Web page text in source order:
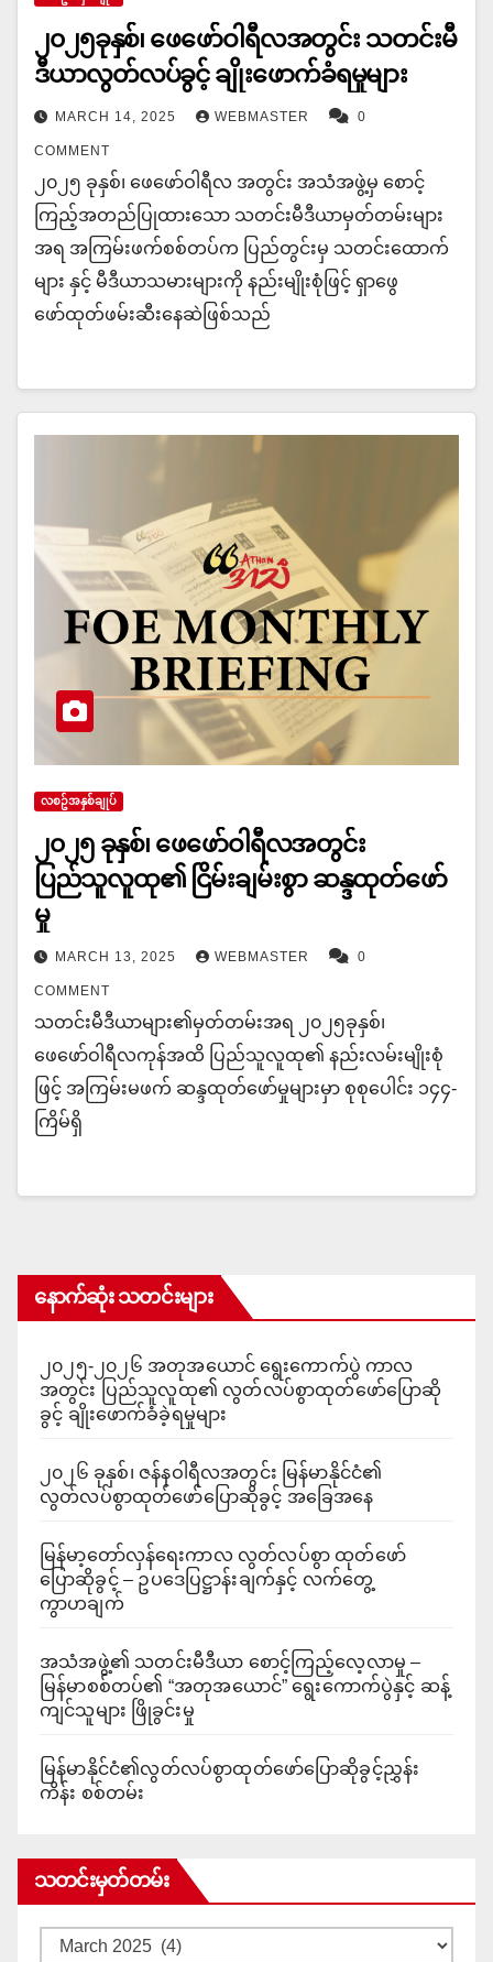
၂၀၂၅ခုနှစ်၊ ဖေဖော်ဝါရီလအတွင်း သတင်းမီ
ဒီယာလွတ်လပ်ခွင့် ချိုးဖောက်ခံရမှုများ
MARCH 14, 2025 WEBMASTER 0
COMMENT
၂၀၂၅ ခုနှစ်၊ ဖေဖော်ဝါရီလ အတွင်း အသံအဖွဲ့မှ စောင့်
ကြည့်အတည်ပြုထားသော သတင်းမီဒီယာမှတ်တမ်းများ
အရ အကြမ်းဖက်စစ်တပ်က ပြည်တွင်းမှ သတင်းထောက်
များ နှင့် မီဒီယာသမားများကို နည်းမျိုးစုံဖြင့် ရှာဖွေ
ဖော်ထုတ်ဖမ်းဆီးနေဆဲဖြစ်သည်
လစဥ်အနှစ်ချုပ်
၂၀၂၅ ခုနှစ်၊ ဖေဖော်ဝါရီလအတွင်း
ပြည်သူလူထု၏ ငြိမ်းချမ်းစွာ ဆန္ဒထုတ်ဖော်
မှု
MARCH 13, 2025 WEBMASTER 0
COMMENT
သတင်းမီဒီယာများ၏မှတ်တမ်းအရ ၂၀၂၅ခုနှစ်၊
ဖေဖော်ဝါရီလကုန်အထိ ပြည်သူလူထု၏ နည်းလမ်းမျိုးစုံ
ဖြင့် အကြမ်းမဖက် ဆန္ဒထုတ်ဖော်မှုများမှာ စုစုပေါင်း ၁၄၄-
ကြိမ်ရှိ
နောက်ဆုံး သတင်းများ
၂၀၂၅-၂၀၂၆ အတုအယောင် ရွေးကောက်ပွဲ ကာလ
အတွင်း ပြည်သူလူထု၏ လွတ်လပ်စွာထုတ်ဖော်ပြောဆို
ခွင့် ချိုးဖောက်ခံခဲ့ရမှုများ
၂၀၂၆ ခုနှစ်၊ ဇန်နဝါရီလအတွင်း မြန်မာနိုင်ငံ၏
လွတ်လပ်စွာထုတ်ဖော်ပြောဆိုခွင့် အခြေအနေ
မြန်မာ့တော်လှန်ရေးကာလ လွတ်လပ်စွာ ထုတ်ဖော်
ပြောဆိုခွင့် – ဥပဒေပြဋ္ဌာန်းချက်နှင့် လက်တွေ့
ကွာဟချက်
အသံအဖွဲ့၏ သတင်းမီဒီယာ စောင့်ကြည့်လေ့လာမှု –
မြန်မာစစ်တပ်၏ “အတုအယောင်” ရွေးကောက်ပွဲနှင့် ဆန့်
ကျင်သူများ ဖြိုခွင်းမှု
မြန်မာနိုင်ငံ၏လွတ်လပ်စွာထုတ်ဖော်ပြောဆိုခွင့်ညွှန်း
ကိန်း စစ်တမ်း
သတင်းမှတ်တမ်း
သတင်း